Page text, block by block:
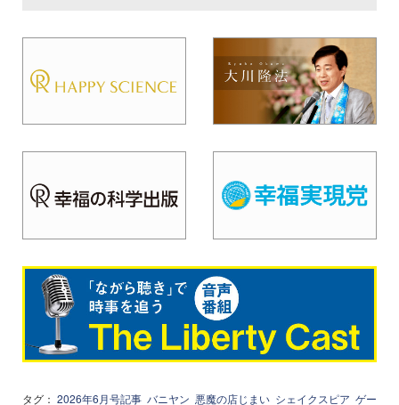
タグ： 2026年6月号記事 バニヤン 悪魔の店じまい シェイクスピア ゲー